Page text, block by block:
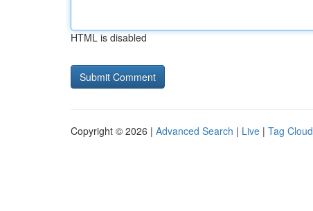
HTML is disabled
Copyright © 2026 | Advanced Search | Live | Tag Cloud